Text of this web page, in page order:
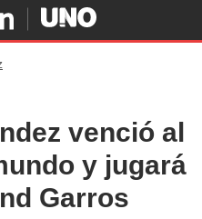
venció al
y jugará
Garros